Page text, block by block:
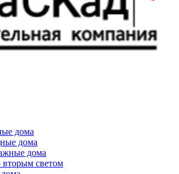
дома
дома
дома
вторым светом